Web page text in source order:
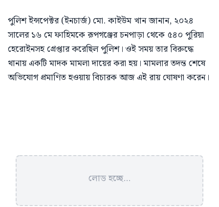
পুলিশ ইন্সপেক্টর (ইনচার্জ) মো. কাইউম খান জানান, ২০২৪
সালের ১৬ মে ফাহিমকে রূপগঞ্জের চনপাড়া থেকে ৫৪০ পুরিয়া
হেরোইনসহ গ্রেপ্তার করেছিল পুলিশ। ওই সময় তার বিরুদ্ধে
থানায় একটি মাদক মামলা দায়ের করা হয়। মামলার তদন্ত শেষে
অভিযোগ প্রমাণিত হওয়ায় বিচারক আজ এই রায় ঘোষণা করেন।
লোড হচ্ছে...